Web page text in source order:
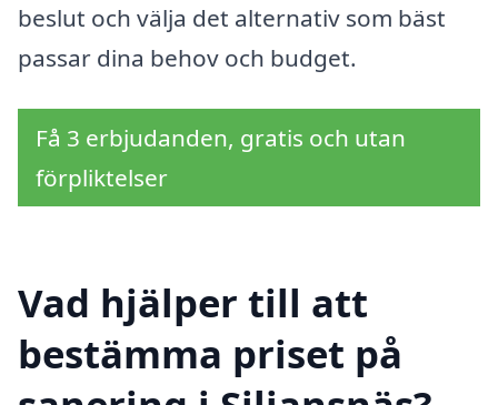
beslut och välja det alternativ som bäst
passar dina behov och budget.
Få 3 erbjudanden, gratis och utan
förpliktelser
Vad hjälper till att
bestämma priset på